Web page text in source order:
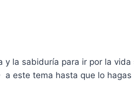
la sabiduría para ir por la vida
este tema hasta que lo hagas